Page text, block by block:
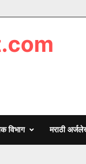
विभाग मराठी